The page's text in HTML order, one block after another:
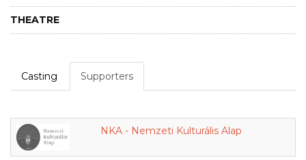
THEATRE
Casting Supporters
NKA - Nemzeti Kulturális Alap